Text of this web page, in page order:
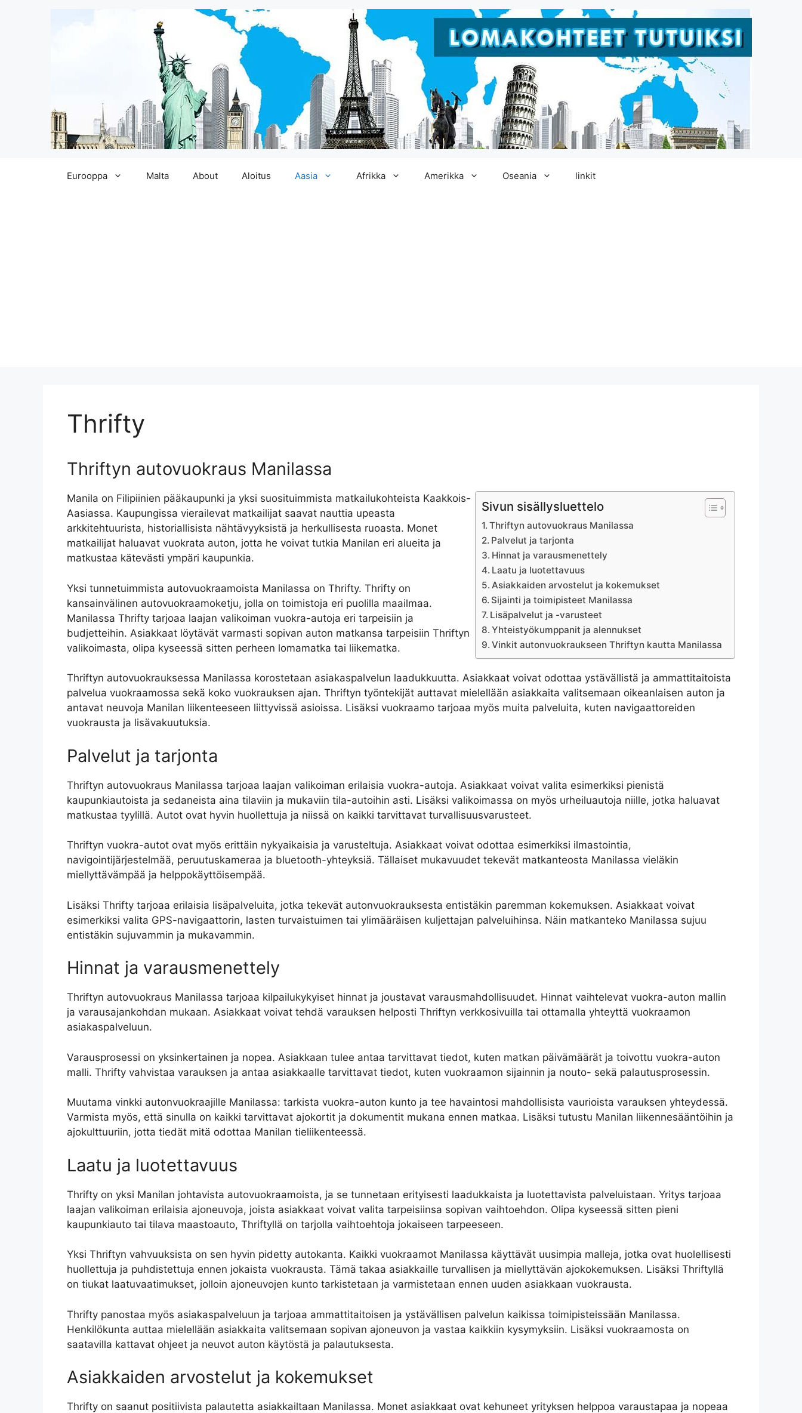
Eurooppa Malta About Aloitus Aasia Afrikka Amerikka Oseania linkit
Thrifty
Thriftyn autovuokraus Manilassa
Sivun sisällysluettelo
Thriftyn autovuokraus Manilassa
Palvelut ja tarjonta
Hinnat ja varausmenettely
Laatu ja luotettavuus
Asiakkaiden arvostelut ja kokemukset
Sijainti ja toimipisteet Manilassa
Lisäpalvelut ja -varusteet
Yhteistyökumppanit ja alennukset
Vinkit autonvuokraukseen Thriftyn kautta Manilassa
Manila on Filipiinien pääkaupunki ja yksi suosituimmista matkailukohteista Kaakkois-
Aasiassa. Kaupungissa vierailevat matkailijat saavat nauttia upeasta
arkkitehtuurista, historiallisista nähtävyyksistä ja herkullisesta ruoasta. Monet
matkailijat haluavat vuokrata auton, jotta he voivat tutkia Manilan eri alueita ja
matkustaa kätevästi ympäri kaupunkia.
Yksi tunnetuimmista autovuokraamoista Manilassa on Thrifty. Thrifty on
kansainvälinen autovuokraamoketju, jolla on toimistoja eri puolilla maailmaa.
Manilassa Thrifty tarjoaa laajan valikoiman vuokra-autoja eri tarpeisiin ja
budjetteihin. Asiakkaat löytävät varmasti sopivan auton matkansa tarpeisiin Thriftyn
valikoimasta, olipa kyseessä sitten perheen lomamatka tai liikematka.
Thriftyn autovuokrauksessa Manilassa korostetaan asiakaspalvelun laadukkuutta. Asiakkaat voivat odottaa ystävällistä ja ammattitaitoista
palvelua vuokraamossa sekä koko vuokrauksen ajan. Thriftyn työntekijät auttavat mielellään asiakkaita valitsemaan oikeanlaisen auton ja
antavat neuvoja Manilan liikenteeseen liittyvissä asioissa. Lisäksi vuokraamo tarjoaa myös muita palveluita, kuten navigaattoreiden
vuokrausta ja lisävakuutuksia.
Palvelut ja tarjonta
Thriftyn autovuokraus Manilassa tarjoaa laajan valikoiman erilaisia vuokra-autoja. Asiakkaat voivat valita esimerkiksi pienistä
kaupunkiautoista ja sedaneista aina tilaviin ja mukaviin tila-autoihin asti. Lisäksi valikoimassa on myös urheiluautoja niille, jotka haluavat
matkustaa tyylillä. Autot ovat hyvin huollettuja ja niissä on kaikki tarvittavat turvallisuusvarusteet.
Thriftyn vuokra-autot ovat myös erittäin nykyaikaisia ja varusteltuja. Asiakkaat voivat odottaa esimerkiksi ilmastointia,
navigointijärjestelmää, peruutuskameraa ja bluetooth-yhteyksiä. Tällaiset mukavuudet tekevät matkanteosta Manilassa vieläkin
miellyttävämpää ja helppokäyttöisempää.
Lisäksi Thrifty tarjoaa erilaisia lisäpalveluita, jotka tekevät autonvuokrauksesta entistäkin paremman kokemuksen. Asiakkaat voivat
esimerkiksi valita GPS-navigaattorin, lasten turvaistuimen tai ylimääräisen kuljettajan palveluihinsa. Näin matkanteko Manilassa sujuu
entistäkin sujuvammin ja mukavammin.
Hinnat ja varausmenettely
Thriftyn autovuokraus Manilassa tarjoaa kilpailukykyiset hinnat ja joustavat varausmahdollisuudet. Hinnat vaihtelevat vuokra-auton mallin
ja varausajankohdan mukaan. Asiakkaat voivat tehdä varauksen helposti Thriftyn verkkosivuilla tai ottamalla yhteyttä vuokraamon
asiakaspalveluun.
Varausprosessi on yksinkertainen ja nopea. Asiakkaan tulee antaa tarvittavat tiedot, kuten matkan päivämäärät ja toivottu vuokra-auton
malli. Thrifty vahvistaa varauksen ja antaa asiakkaalle tarvittavat tiedot, kuten vuokraamon sijainnin ja nouto- sekä palautusprosessin.
Muutama vinkki autonvuokraajille Manilassa: tarkista vuokra-auton kunto ja tee havaintosi mahdollisista vaurioista varauksen yhteydessä.
Varmista myös, että sinulla on kaikki tarvittavat ajokortit ja dokumentit mukana ennen matkaa. Lisäksi tutustu Manilan liikennesääntöihin ja
ajokulttuuriin, jotta tiedät mitä odottaa Manilan tieliikenteessä.
Laatu ja luotettavuus
Thrifty on yksi Manilan johtavista autovuokraamoista, ja se tunnetaan erityisesti laadukkaista ja luotettavista palveluistaan. Yritys tarjoaa
laajan valikoiman erilaisia ajoneuvoja, joista asiakkaat voivat valita tarpeisiinsa sopivan vaihtoehdon. Olipa kyseessä sitten pieni
kaupunkiauto tai tilava maastoauto, Thriftyllä on tarjolla vaihtoehtoja jokaiseen tarpeeseen.
Yksi Thriftyn vahvuuksista on sen hyvin pidetty autokanta. Kaikki vuokraamot Manilassa käyttävät uusimpia malleja, jotka ovat huolellisesti
huollettuja ja puhdistettuja ennen jokaista vuokrausta. Tämä takaa asiakkaille turvallisen ja miellyttävän ajokokemuksen. Lisäksi Thriftyllä
on tiukat laatuvaatimukset, jolloin ajoneuvojen kunto tarkistetaan ja varmistetaan ennen uuden asiakkaan vuokrausta.
Thrifty panostaa myös asiakaspalveluun ja tarjoaa ammattitaitoisen ja ystävällisen palvelun kaikissa toimipisteissään Manilassa.
Henkilökunta auttaa mielellään asiakkaita valitsemaan sopivan ajoneuvon ja vastaa kaikkiin kysymyksiin. Lisäksi vuokraamosta on
saatavilla kattavat ohjeet ja neuvot auton käytöstä ja palautuksesta.
Asiakkaiden arvostelut ja kokemukset
Thrifty on saanut positiivista palautetta asiakkailtaan Manilassa. Monet asiakkaat ovat kehuneet yrityksen helppoa varaustapaa ja nopeaa